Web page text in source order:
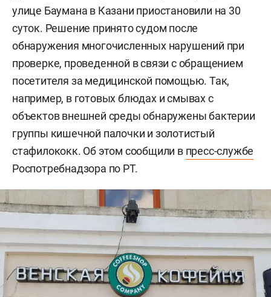
улице Баумана в Казани приостановили на 30
суток. Решение принято судом после
обнаружения многочисленных нарушений при
проверке, проведенной в связи с обращением
посетителя за медицинской помощью. Так,
например, в готовых блюдах и смывах с
объектов внешней среды обнаружены бактерии
группы кишечной палочки и золотистый
стафилококк. Об этом сообщили в пресс-службе
Роспотребнадзора по РТ.